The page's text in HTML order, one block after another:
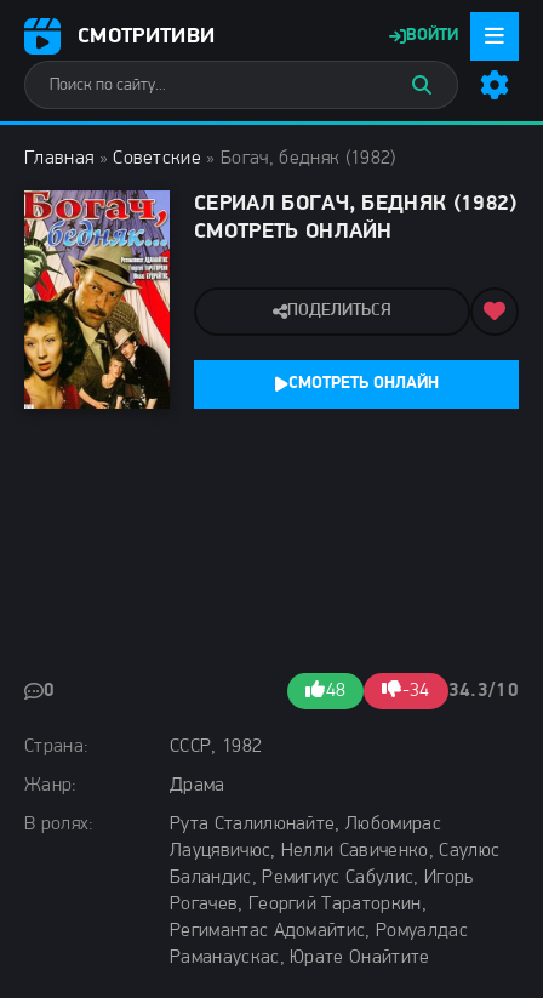
СМОТРИТИВИ ВОЙТИ
Главная »Советские » Богач, бедняк (1982)
СЕРИАЛ БОГАЧ, БЕДНЯК (1982)
СМОТРЕТЬ ОНЛАЙН
Страна:
СССР, 1982
Жанр:
Драма
В ролях:
Рута Сталилюнайте, Любомирас
Лауцявичюс, Нелли Савиченко, Саулюс
Баландис, Ремигиус Сабулис, Игорь
Рогачев, Георгий Тараторкин,
Регимантас Адомайтис, Ромуалдас
Раманаускас, Юрате Онайтите
0 48 -34 34.3/10
ПОДЕЛИТЬСЯ
СМОТРЕТЬ ОНЛАЙН